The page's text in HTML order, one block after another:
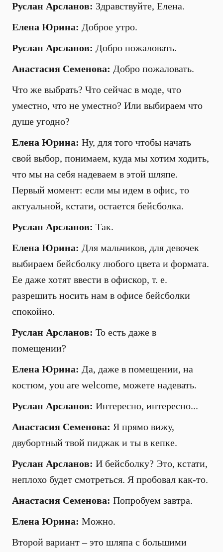
Руслан Арсланов: Здравствуйте, Елена.
Елена Юрина: Доброе утро.
Руслан Арсланов: Добро пожаловать.
Анастасия Семенова: Добро пожаловать.
Что же выбрать? Что сейчас в моде, что
уместно, что не уместно? Или выбираем что
душе угодно?
Елена Юрина: Ну, для того чтобы начать
свой выбор, понимаем, куда мы хотим ходить,
что мы на себя надеваем в этой шляпе.
Первый момент: если мы идем в офис, то
актуальной, кстати, остается бейсболка.
Руслан Арсланов: Так.
Елена Юрина: Для мальчиков, для девочек
выбираем бейсболку любого цвета и формата.
Ее даже хотят ввести в офискор, т. е.
разрешить носить нам в офисе бейсболки
спокойно.
Руслан Арсланов: То есть даже в
помещении?
Елена Юрина: Да, даже в помещении, на
костюм, you are welcome, можете надевать.
Руслан Арсланов: Интересно, интересно...
Анастасия Семенова: Я прямо вижу,
двубортный твой пиджак и ты в кепке.
Руслан Арсланов: И бейсболку? Это, кстати,
неплохо будет смотреться. Я пробовал как-то.
Анастасия Семенова: Попробуем завтра.
Елена Юрина: Можно.
Второй вариант – это шляпа с большими